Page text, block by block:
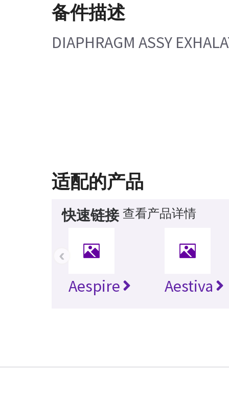
备件描述
DIAPHRAGM ASSY
适配的产品
快速链接 查看产品详情
Aespire Aestiva
‹